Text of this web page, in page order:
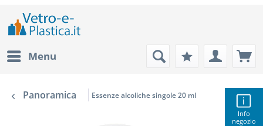
Info
negozio
Menu
Panoramica Essenze alcoliche singole 20 ml